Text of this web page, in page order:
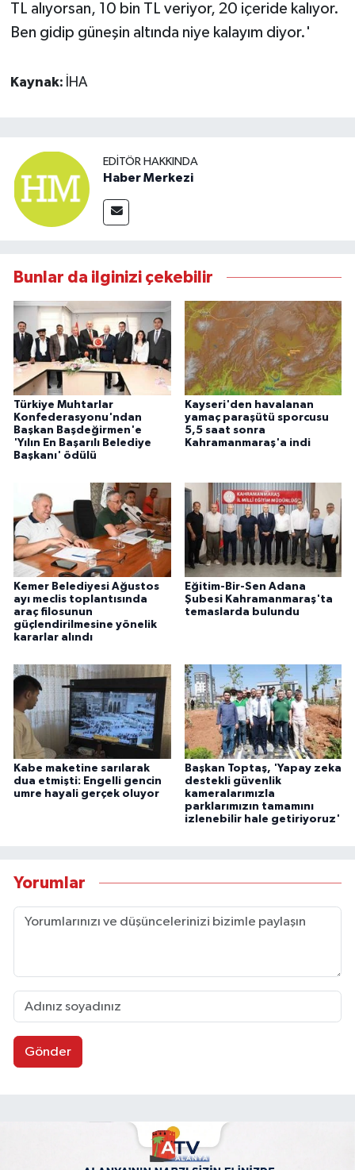
TL alıyorsan, 10 bin TL veriyor, 20 içeride kalıyor.
Ben gidip güneşin altında niye kalayım diyor.'
Kaynak: İHA
EDITÖR HAKKINDA
Haber Merkezi
Bunlar da ilginizi çekebilir
Türkiye Muhtarlar
Konfederasyonu'ndan
Başkan Başdeğirmen'e
'Yılın En Başarılı Belediye
Başkanı' ödülü
Kayseri'den havalanan
yamaç paraşütü sporcusu
5,5 saat sonra
Kahramanmaraş'a indi
Kemer Belediyesi Ağustos
ayı meclis toplantısında
araç filosunun
güçlendirilmesine yönelik
kararlar alındı
Eğitim-Bir-Sen Adana
Şubesi Kahramanmaraş'ta
temaslarda bulundu
Kabe maketine sarılarak
dua etmişti: Engelli gencin
umre hayali gerçek oluyor
Başkan Toptaş, 'Yapay zeka
destekli güvenlik
kameralarımızla
parklarımızın tamamını
izlenebilir hale getiriyoruz'
Yorumlar
Gönder